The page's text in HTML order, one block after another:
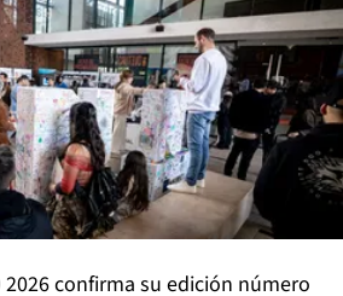
2026 confirma su edición número